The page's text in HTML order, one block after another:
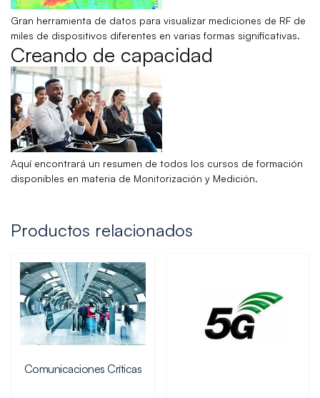
Gran herramienta de datos para visualizar mediciones de RF de
miles de dispositivos diferentes en varias formas significativas.
Creando de capacidad
Aquí encontrará un resumen de todos los cursos de formación
disponibles en materia de Monitorización y Medición.
Productos relacionados
Comunicaciones Críticas